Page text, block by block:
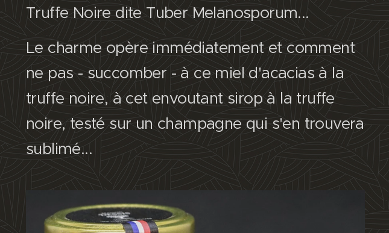
Truffe Noire dite Tuber Melanosporum...
Le charme opère immédiatement et comment
ne pas - succomber - à ce miel d'acacias à la
truffe noire, à cet envoutant sirop à la truffe
noire, testé sur un champagne qui s'en trouvera
sublimé...